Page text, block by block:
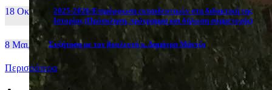
18 Οκτ, 25
2025-2026:Επιμόρφωση εκπαιδευτικών στη διδακτική της
Ιστορίας (Πρόσκληση, πρόγραμμα και δήλωση συμμετοχής)
8 Μαι, 26 Συζήτηση με τον βουλευτή κ. Δημήτρη Μάντζο
Περισσότερα